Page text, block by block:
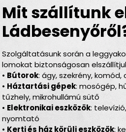
Mit szállítunk
Szolgáltatásunk során a
lomokat biztonságosan
• Bútorok: ágy, szekrény, komód,
• Háztartási gépek: mosógép,
tűzhely, mikrohullámú sütő
• Elektronikai eszközök:
nyomtató
• Kerti és ház körüli eszközök: